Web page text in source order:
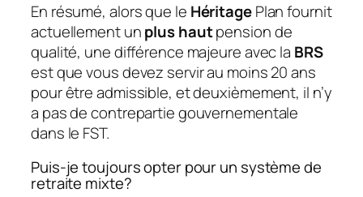
En résumé, alors que le HéritagePlan fournit
actuellement unplus hautpension de
qualité, une différence majeure avec la BRS
est que vous devez servir au moins 20 ans
pour être admissible, et deuxièmement, il n’y
a pas de contrepartie gouvernementale
dans le FST.
Puis-je toujours opter pour un système de
retraite mixte?